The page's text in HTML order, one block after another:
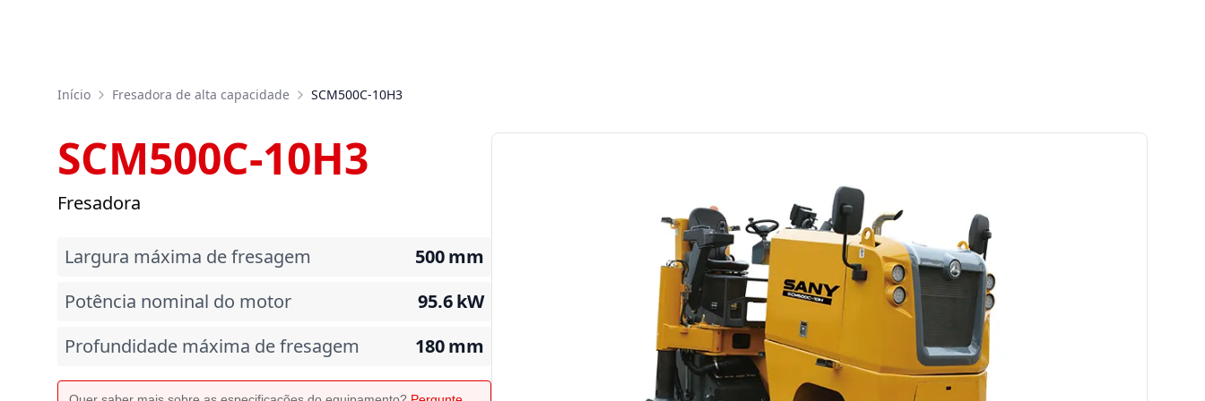
Início Fresadora de alta capacidade SCM500C-10H3
SCM500C-10H3
Fresadora
Largura máxima de fresagem 500mm
Potência nominal do motor
95.6kW
Profundidade máxima de fresagem
180mm